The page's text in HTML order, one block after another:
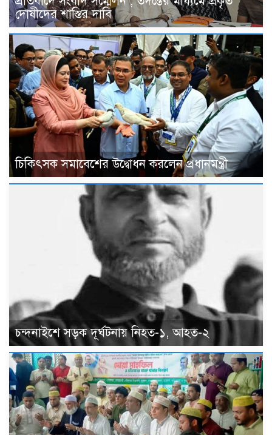
দোষীদের শাস্তির দাবি
চিকিৎসক সমাবেশের উদ্বোধন করলেন প্রধানমন্ত্রী
চন্দনাইশে সড়ক দূর্ঘটনায় নিহত-১, আহত-২